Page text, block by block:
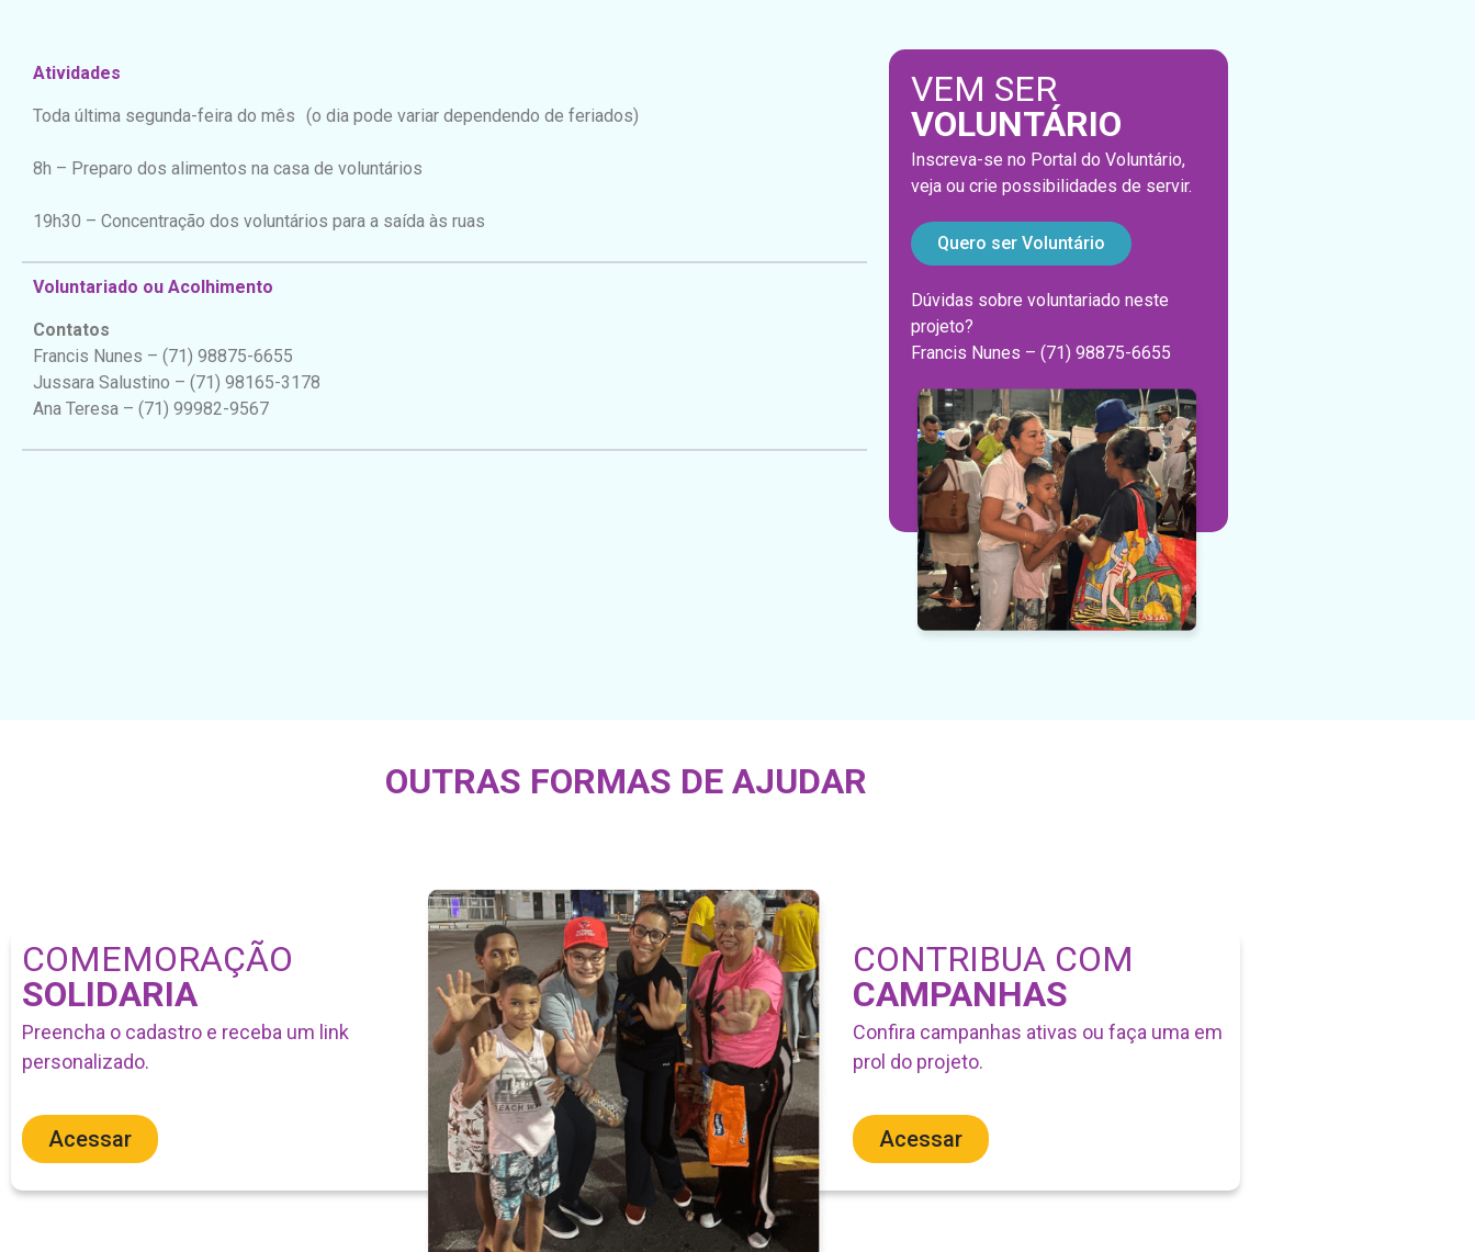
Atividades
Toda última segunda-feira do mês (o dia pode variar dependendo de feriados)
8h – Preparo dos alimentos na casa de voluntários
19h30 – Concentração dos voluntários para a saída às ruas
Voluntariado ou Acolhimento
Contatos
Francis Nunes – (71) 98875-6655
Jussara Salustino – (71) 98165-3178
Ana Teresa – (71) 99982-9567
VEM SER
VOLUNTÁRIO
Inscreva-se no Portal do Voluntário,
veja ou crie possibilidades de servir.
Quero ser Voluntário
Dúvidas sobre voluntariado neste
projeto?
Francis Nunes – (71) 98875-6655
OUTRAS FORMAS DE AJUDAR
COMEMORAÇÃO
SOLIDARIA
Preencha o cadastro e receba um link
personalizado.
Acessar
CONTRIBUA COM
CAMPANHAS
Confira campanhas ativas ou faça uma em
prol do projeto.
Acessar